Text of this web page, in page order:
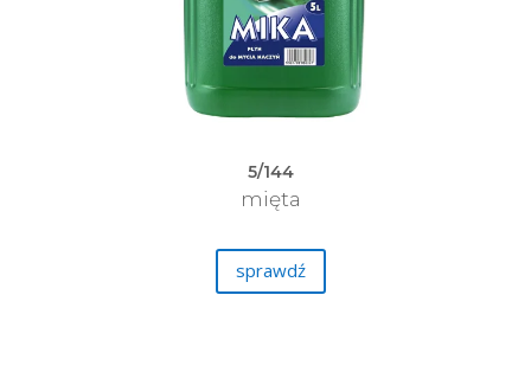
5/144
mięta
sprawdź